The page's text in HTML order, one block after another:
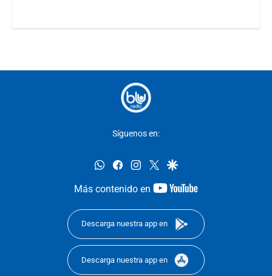
Síguenos en:
whatsappfacebookinstagram
twittergoogle
Más contenido en
youtube-
Descarga nuestra app en
Descarga nuestra app en